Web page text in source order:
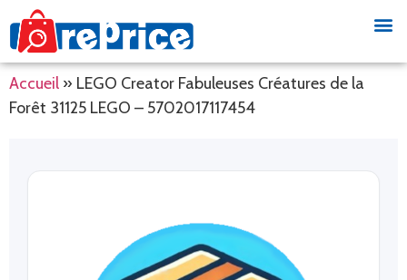
Accueil » LEGO Creator Fabuleuses Créatures de la
Forêt 31125 LEGO – 5702017117454